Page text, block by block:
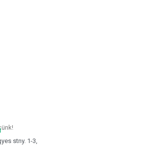
stny. 1-3,